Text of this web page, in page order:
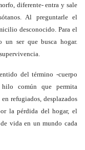
diferente- entra y sale
Al preguntarle el
desconocido. Para el
un ser que busca hogar.
del término -cuerpo
hilo común que permita
refugiados, desplazados
la pérdida del hogar, el
vida en un mundo cada